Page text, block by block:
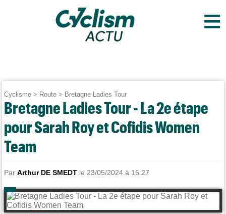
≡
Cyclisme > Route > Bretagne Ladies Tour
Bretagne Ladies Tour - La 2e étape
pour Sarah Roy et Cofidis Women
Team
ParArthur DE SMEDT le 23/05/2024 à 16:27